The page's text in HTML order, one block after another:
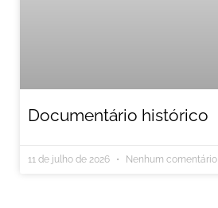
Documentário histórico
11 de julho de 2026 Nenhum comentário